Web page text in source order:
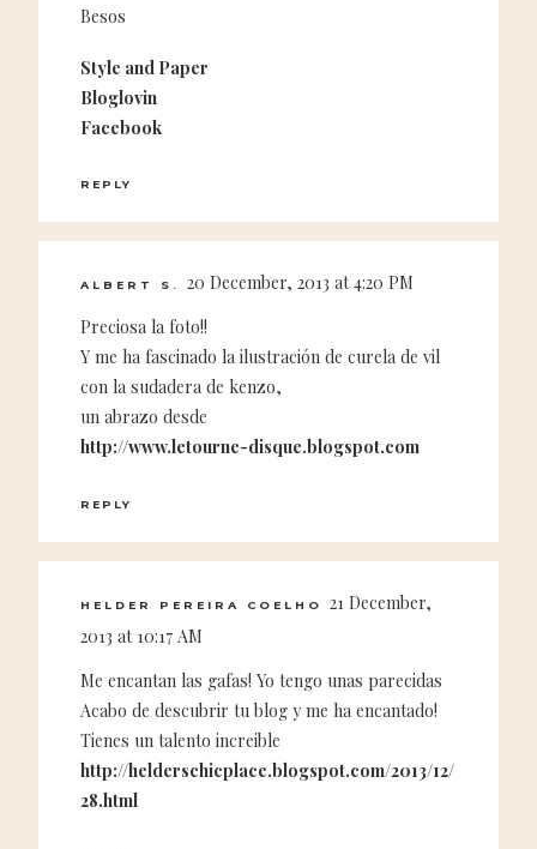
Besos
Style and Paper
Bloglovin
Facebook
REPLY
ALBERT S.
20 December, 2013 at 4:20 PM
Preciosa la foto!!
Y me ha fascinado la ilustración de curela de vil
con la sudadera de kenzo,
un abrazo desde
http://www.letourne-disque.blogspot.com
REPLY
HELDER PEREIRA COELHO
21 December,
2013 at 10:17 AM
Me encantan las gafas! Yo tengo unas parecidas
Acabo de descubrir tu blog y me ha encantado!
Tienes un talento increible
http://helderschicplace.blogspot.com/2013/12/
28.html